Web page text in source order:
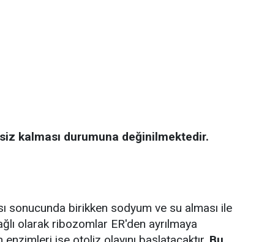
kalması durumuna değinilmektedir.
sonucunda birikken sodyum ve su alması ile
olarak ribozomlar ER'den ayrılmaya